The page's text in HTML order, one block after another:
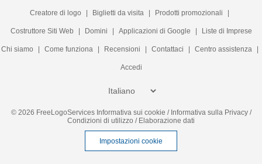
Creatore di logo Biglietti da visita Prodotti promozionali
Costruttore Siti Web Domini Applicazioni di Google Liste di Imprese
Chi siamo Come funziona Recensioni Contattaci Centro assistenza
Accedi
© 2026 FreeLogoServices Informativa sui cookie / Informativa sulla Privacy/
Condizioni di utilizzo / Elaborazione dati
Impostazioni cookie